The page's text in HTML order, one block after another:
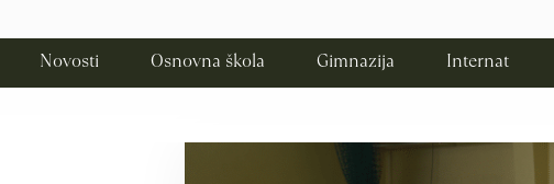
Novosti Osnovna škola Gimnazija Internat